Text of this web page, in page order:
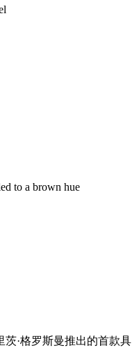
to a brown hue
·格罗斯曼推出的首款具